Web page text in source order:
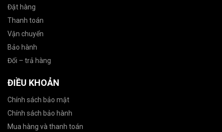
Đặt hàng
Thanh toán
Vận chuyển
Bảo hành
Đổi – trả hàng
ĐIỀU KHOẢN
Chính sách bảo mật
Chính sách bảo hành
Mua hàng và thanh toán